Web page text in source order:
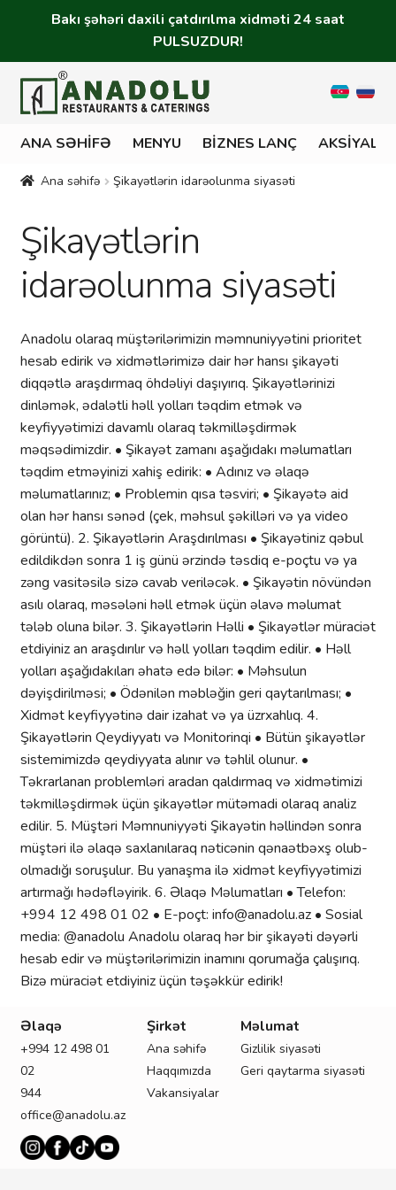
Bakı şəhəri daxili çatdırılma xidməti 24 saat
PULSUZDUR!
ANA SƏHIFƏ MENYU BIZNES LANÇ
Ana səhifə Şikayətlərin idarəolunma siyasəti
Şikayətlərin
idarəolunma siyasəti
Anadolu olaraq müştərilərimizin məmnuniyyətini prioritet
hesab edirik və xidmətlərimizə dair hər hansı şikayəti
diqqətlə araşdırmaq öhdəliyi daşıyırıq. Şikayətlərinizi
dinləmək, ədalətli həll yolları təqdim etmək və
keyfiyyətimizi davamlı olaraq təkmilləşdirmək
məqsədimizdir. • Şikayət zamanı aşağıdakı məlumatları
təqdim etməyinizi xahiş edirik: • Adınız və əlaqə
məlumatlarınız; • Problemin qısa təsviri; • Şikayətə aid
olan hər hansı sənəd (çek, məhsul şəkilləri və ya video
görüntü). 2.⁠ ⁠Şikayətlərin Araşdırılması • Şikayətiniz qəbul
edildikdən sonra 1 iş günü ərzində təsdiq e-poçtu və ya
zəng vasitəsilə sizə cavab veriləcək. • Şikayətin növündən
asılı olaraq, məsələni həll etmək üçün əlavə məlumat
tələb oluna bilər. 3.⁠ ⁠Şikayətlərin Həlli • Şikayətlər müraciət
etdiyiniz an araşdırılır və həll yolları təqdim edilir. • Həll
yolları aşağıdakıları əhatə edə bilər: • Məhsulun
dəyişdirilməsi; • Ödənilən məbləğin geri qaytarılması; •
Xidmət keyfiyyətinə dair izahat və ya üzrxahlıq. 4.⁠
⁠Şikayətlərin Qeydiyyatı və Monitorinqi • Bütün şikayətlər
sistemimizdə qeydiyyata alınır və təhlil olunur. •
Təkrarlanan problemləri aradan qaldırmaq və xidmətimizi
təkmilləşdirmək üçün şikayətlər mütəmadi olaraq analiz
edilir. 5.⁠ ⁠Müştəri Məmnuniyyəti Şikayətin həllindən sonra
müştəri ilə əlaqə saxlanılaraq nəticənin qənaətbəxş olub-
olmadığı soruşulur. Bu yanaşma ilə xidmət keyfiyyətimizi
artırmağı hədəfləyirik. 6.⁠ ⁠Əlaqə Məlumatları • Telefon:
+994 12 498 01 02 • E-poçt: info@anadolu.az• Sosial
media: @anadolu Anadolu olaraq hər bir şikayəti dəyərli
hesab edir və müştərilərimizin inamını qorumağa çalışırıq.
Bizə müraciət etdiyiniz üçün təşəkkür edirik!
Əlaqə
+994 12 498 01
02
944
office@anadolu.az
Şirkət
Ana səhifə
Haqqımızda
Vakansiyalar
Məlumat
Gizlilik siyasəti
Geri qaytarma siyasəti